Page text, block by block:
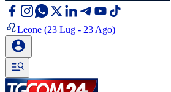
Leone (23 Lug - 23 Ago)